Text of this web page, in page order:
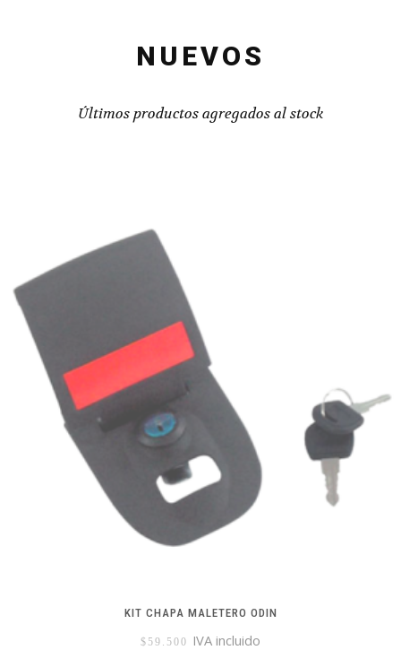
NUEVOS
Últimos productos agregados al stock
KIT CHAPA MALETERO ODIN
$ 59.500 IVA incluido